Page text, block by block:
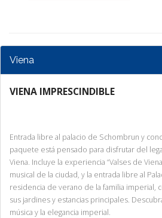
Viena
VIENA IMPRESCINDIBLE
Entrada libre al palacio de Schombrun y
paquete está pensado para disfrutar del
Viena. Incluye la experiencia “Valses de
musical de la ciudad, y la entrada libre al
residencia de verano de la familia imperial,
sus jardines y estancias principales.
música y la elegancia imperial.